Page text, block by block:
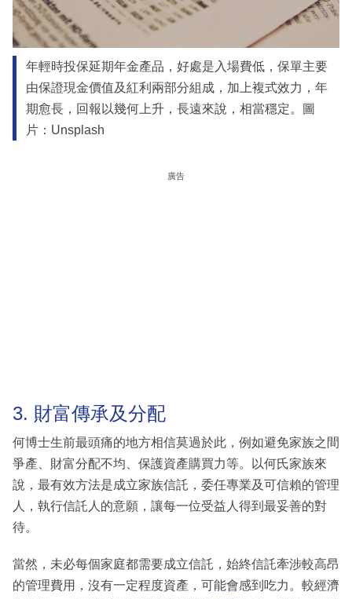
年輕時投保延期年金產品，好處是入場費低，保單主要
由保證現金價值及紅利兩部分組成，加上複式效力，年
期愈長，回報以幾何上升，長遠來說，相當穩定。圖
片：Unsplash
廣告
3. 財富傳承及分配
何博士生前最頭痛的地方相信莫過於此，例如避免家族之間
爭產、財富分配不均、保護資產購買力等。以何氏家族來
說，最有效方法是成立家族信託，委任專業及可信賴的管理
人，執行信託人的意願，讓每一位受益人得到最妥善的對
待。
當然，未必每個家庭都需要成立信託，始終信託牽涉較高昂
的管理費用，沒有一定程度資產，可能會感到吃力。較經濟